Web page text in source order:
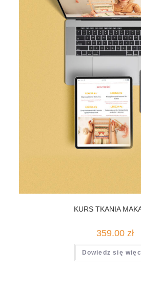
KURS TKANIA
359.00 zł
Dowiedz się